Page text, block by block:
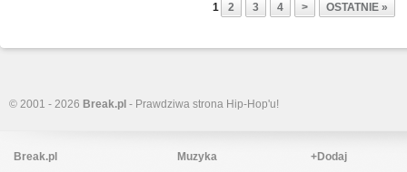
1 2 3 4 > OSTATNIE »
© 2001 - 2026 Break.pl - Prawdziwa strona Hip-Hop'u!
Break.pl
Muzyka
+Dodaj